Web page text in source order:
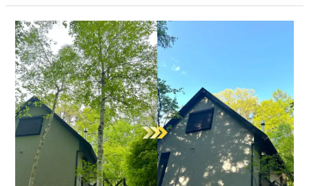
【伐
採・
剪
定】
山
梨
県
北
杜